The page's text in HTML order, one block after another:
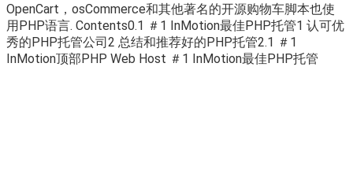
OpenCart，osCommerce和其他著名的开源购物车脚本也使
用PHP语言. Contents0.1 ＃1 InMotion最佳PHP托管1 认可优
秀的PHP托管公司2 总结和推荐好的PHP托管2.1 ＃1
InMotion顶部PHP Web Host ＃1 InMotion最佳PHP托管